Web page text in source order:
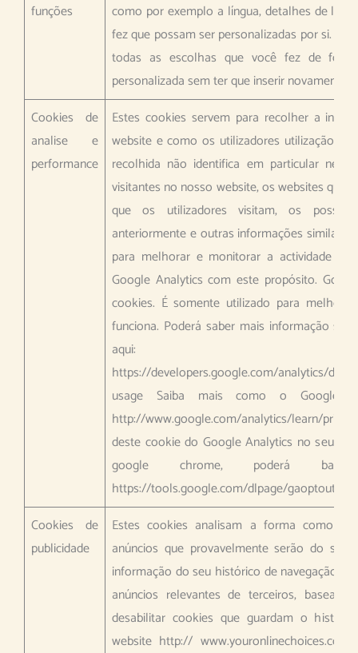
funções
como por exemplo a língua, detalhes de
fez que possam ser personalizadas por si. O
todas as escolhas que você fez de
personalizada sem ter que inserir novamente
Cookies de
analise e
performance
Estes cookies servem para recolher a
website e como os utilizadores utilização e
recolhida não identifica em particular
visitantes no nosso website, os websites que
que os utilizadores visitam, os
anteriormente e outras informações
para melhorar e monitorar a actividade
Google Analytics com este propósito.
cookies. É somente utilizado para
funciona. Poderá saber mais informação
aqui:
https://developers.google.com/analytics/
usage Saiba mais como o Google
http://www.google.com/analytics/learn/
deste cookie do Google Analytics no seu
google chrome, poderá
https://tools.google.com/dlpage/
Cookies de
publicidade
Estes cookies analisam a forma como
anúncios que provavelmente serão do
informação do seu histórico de navegação
anúncios relevantes de terceiros,
desabilitar cookies que guardam o
website http://